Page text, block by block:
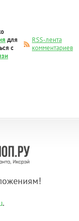
для
с
RSS-лента
комментариев
.